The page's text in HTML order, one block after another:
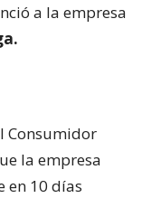
a la empresa
Consumidor
la empresa
en 10 días